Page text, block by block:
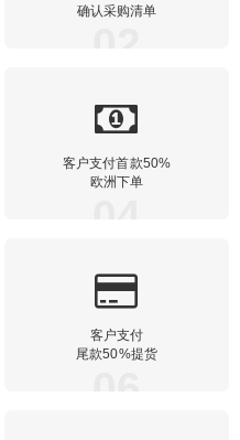
确认采购清单
客户支付首款50%
欧洲下单
客户支付
尾款50%提货